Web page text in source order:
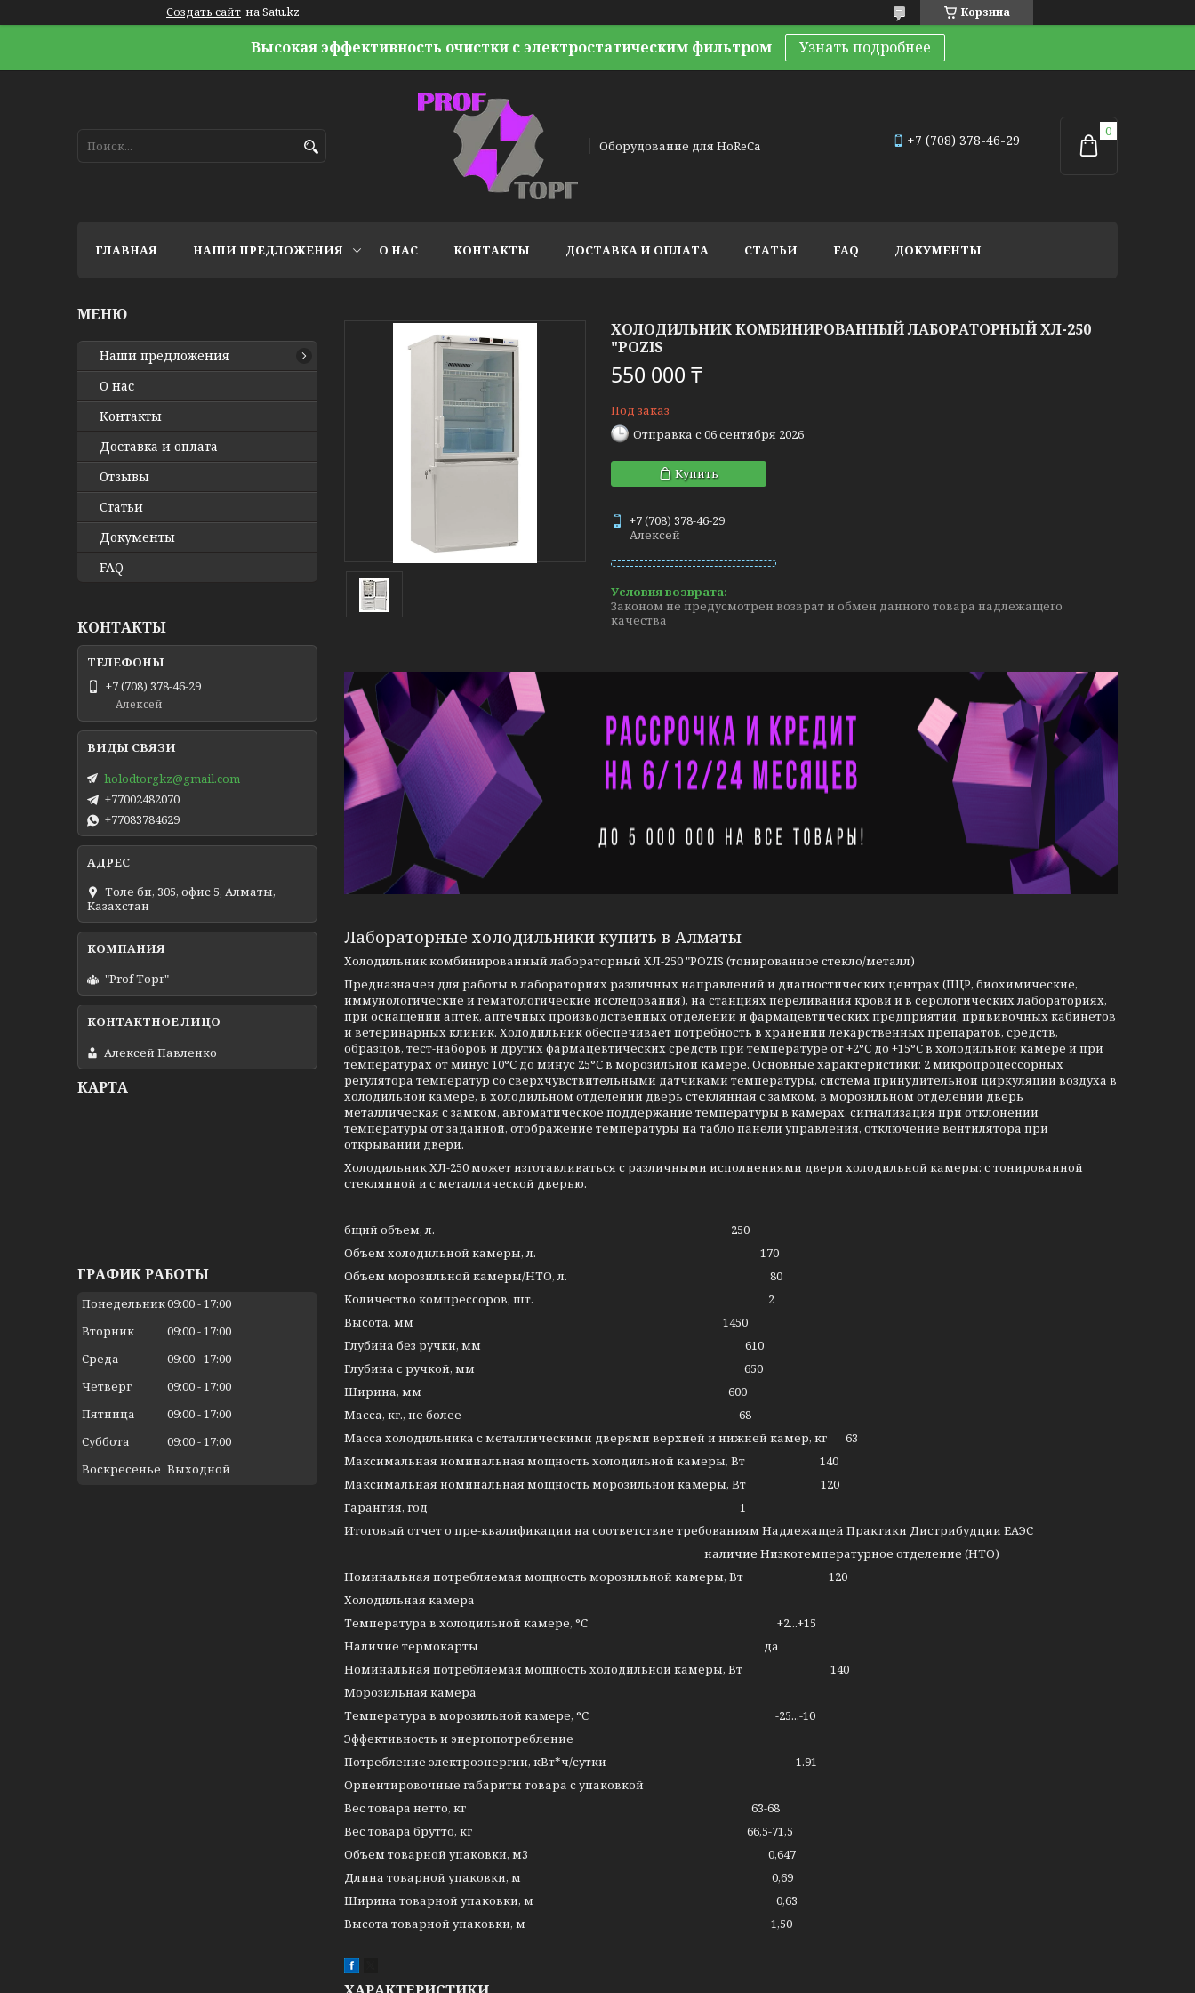
Создать сайт на Satu.kz Корзина
Высокая эффективность очистки с электростатическим фильтром Узнать подробнее
Оборудование для HoReCa +7 (708) 378-46-29
ГЛАВНАЯ НАШИ ПРЕДЛОЖЕНИЯ О НАС КОНТАКТЫ ДОСТАВКА И ОПЛАТА СТАТЬИ FAQ ДОКУМЕНТЫ
ХОЛОДИЛЬНИК КОМБИНИРОВАННЫЙ ЛАБОРАТОРНЫЙ ХЛ-250
"POZIS
550 000 ₸
Под заказ
Отправка с 06 сентября 2026
Купить
+7 (708) 378-46-29
Алексей
Законом не предусмотрен возврат и обмен данного товара надлежащего
качества
Лабораторные холодильники купить в Алматы
Холодильник комбинированный лабораторный ХЛ-250 "POZIS (тонированное стекло/металл)
Предназначен для работы в лабораториях различных направлений и диагностических центрах (ПЦР, биохимические,
иммунологические и гематологические исследования), на станциях переливания крови и в серологических лабораториях,
при оснащении аптек, аптечных производственных отделений и фармацевтических предприятий, прививочных кабинетов
и ветеринарных клиник. Холодильник обеспечивает потребность в хранении лекарственных препаратов, средств,
образцов, тест-наборов и других фармацевтических средств при температуре от +2°С до +15°С в холодильной камере и при
температурах от минус 10°С до минус 25°С в морозильной камере. Основные характеристики: 2 микропроцессорных
регулятора температур со сверхчувствительными датчиками температуры, система принудительной циркуляции воздуха в
холодильной камере, в холодильном отделении дверь стеклянная с замком, в морозильном отделении дверь
металлическая с замком, автоматическое поддержание температуры в камерах, сигнализация при отклонении
температуры от заданной, отображение температуры на табло панели управления, отключение вентилятора при
открывании двери.
Холодильник ХЛ-250 может изготавливаться с различными исполнениями двери холодильной камеры: с тонированной
стеклянной и с металлической дверью.
бщий объем, л. 250
Объем холодильной камеры, л. 170
Объем морозильной камеры/НТО, л. 80
Количество компрессоров, шт. 2
Высота, мм 1450
Глубина без ручки, мм 610
Глубина с ручкой, мм 650
Ширина, мм 600
Масса, кг., не более 68
Масса холодильника с металлическими дверями верхней и нижней камер, кг 63
Максимальная номинальная мощность холодильной камеры, Вт 140
Максимальная номинальная мощность морозильной камеры, Вт 120
Гарантия, год 1
Итоговый отчет о пре-квалификации на соответствие требованиям Надлежащей Практики Дистрибудции ЕАЭС
наличие Низкотемпературное отделение (НТО)
Номинальная потребляемая мощность морозильной камеры, Вт 120
Холодильная камера
Температура в холодильной камере, °C +2...+15
Наличие термокарты да
Номинальная потребляемая мощность холодильной камеры, Вт 140
Морозильная камера
Температура в морозильной камере, °C -25...-10
Эффективность и энергопотребление
Потребление электроэнергии, кВт*ч/сутки 1.91
Ориентировочные габариты товара с упаковкой
Вес товара нетто, кг 63-68
Вес товара брутто, кг 66,5-71,5
Объем товарной упаковки, м3 0,647
Длина товарной упаковки, м 0,69
Ширина товарной упаковки, м 0,63
Высота товарной упаковки, м 1,50
Наши предложения
О нас
Контакты
Доставка и оплата
Отзывы
Статьи
Документы
FAQ
КОНТАКТЫ
+7 (708) 378-46-29
Алексей
holodtorgkz@gmail.com
+77002482070
+77083784629
Толе би, 305, офис 5, Алматы,
Казахстан
"Prof Торг"
Алексей Павленко
КАРТА
ГРАФИК РАБОТЫ
Понедельник09:00 17:00
Вторник
09:00 17:00
Среда
09:00 17:00
Четверг
09:00 17:00
Пятница
09:00 17:00
Суббота
09:00 17:00
Воскресенье Выходной